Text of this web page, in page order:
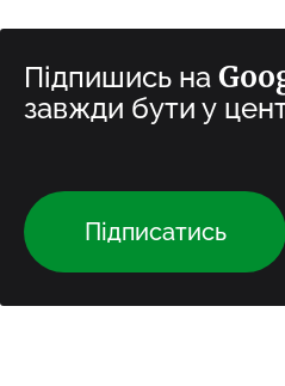
Підпишись на
завжди бути у
Підписатись